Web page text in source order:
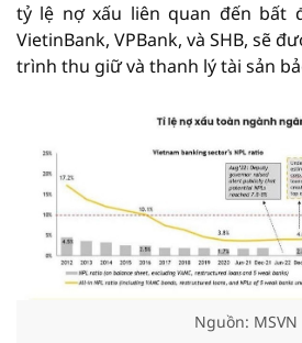
tỷ lệ nợ xấu liên quan đến bất
VietinBank, VPBank, và SHB, sẽ
trình thu giữ và thanh lý tài sản
Nguồn: MSVN